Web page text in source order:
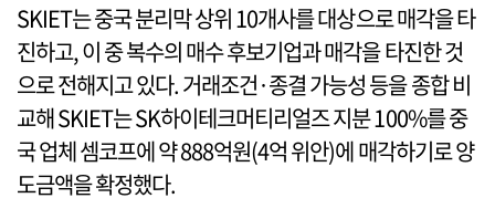
SKIET는 중국 분리막 상위 10개사를 대상으로 매각을 타
진하고, 이 중 복수의 매수 후보기업과 매각을 타진한 것
으로 전해지고 있다. 거래조건·종결 가능성 등을 종합 비
교해 SKIET는 SK하이테크머티리얼즈 지분 100%를 중
국 업체 셈코프에 약 888억원(4억 위안)에 매각하기로 양
도금액을 확정했다.